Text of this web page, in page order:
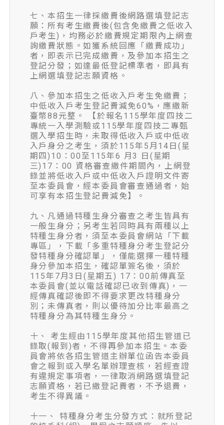
七、本招生一律採繳費後網路選填登記志
願：所有考生繳費後(包含免繳費之低收入
戶考生)，均務必於繳費規定期限內上網查
詢繳費狀態。如獲系統回應「繳費成功」
者，即表示已完成繳費，及參加本招生之
登記分發；如達最低登記標準者，即具有
上網選填登記志願資格。
八、參加本招生之低收入戶考生免繳費；
中低收入戶考生登記費減免60%，應繳新
臺幣88元整。 【於報名115學年度四技二
專統一入學測驗或115學年度四技二專甄
選入學招生時，未取得低收入戶或中低收
入戶身分之考生，須於115年5月14日(星
期四)10：00至115年6 月3 日(星期
三)17：00 資格審查繳件期間內，上網登
錄並將低收入戶或中低收入戶證明文件寄
至本委員會，經本委員會審查通過者，始
可享有本招生登記費減免】。
九、凡通過特種生身分審查之考生皆具有
一般生身分；另考生若同時具有兩種以上
特種生身分者，須至本委員會網站「下載
專區」，下載「多重特種身分考生登記分
發特種身分確認單」，僅能選擇一種特種
身分參加本招生，確認單簽名後，須於
115年7月3日(星期五) 17：00前傳真至
本委員會(並以電話確認已收到傳真)，一
經傳真確認後即不得要求更改特種身分
別；未傳真者，則以優待加分比率最高之
特種身分為其特種生身分。
十、 考生經由115學年度其他招生管道已
錄取(報到)者，不得再參加本招生。本委
員會將依各招生管道主辦單位函告本委員
會之報到或入學名單辦理查核，若經查證
有違規定事項者，一律取消網路選填登記
志願資格，若已繳登記費者，不予退費，
考生不得異議。
十一、 特種身分考生分發方式：就所登記